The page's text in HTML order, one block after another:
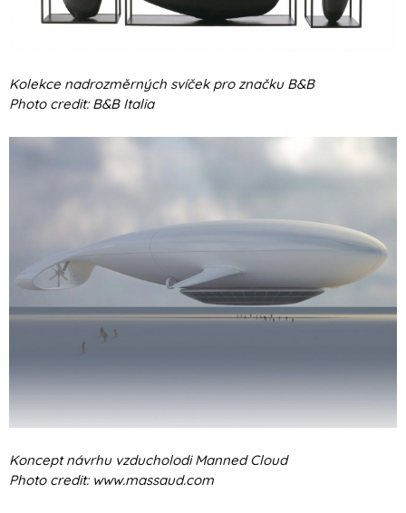
Kolekce nadrozměrných svíček pro značku B&B
Photo credit: B&B Italia
Koncept návrhu vzducholodi Manned Cloud
Photo credit: www.massaud.com